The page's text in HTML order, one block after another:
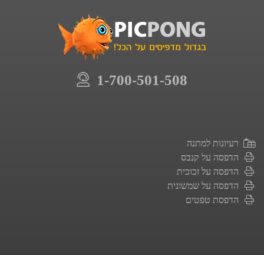
1-700-501-508
רעיונות למתנה
הדפסה על קנבס
הדפסה על זכוכית
הדפסה על שמשונית
הדפסת טפטים